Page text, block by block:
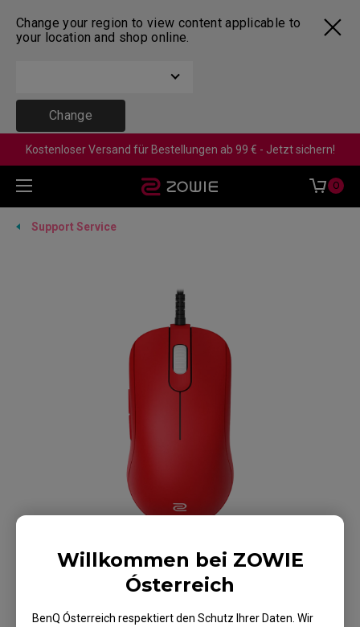
Change your region to view content applicable to
your location and shop online.
Change
Willkommen bei ZOWIE
Ósterreich
BenQ Ósterreich respektiert den Schutz Ihrer Daten. Wir
Kostenloser Versand für Bestellungen ab 99 € - Jetzt sichern!
0
Support Service